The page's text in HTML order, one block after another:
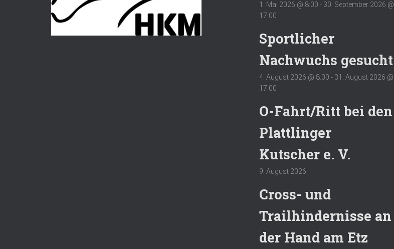
1. Mai 2026 @ 8:00 - 30. September 2026 @
17:00
Sportlicher
Nachwuchs gesucht
4. August 2026 @ 8:00 - 31. August 2026 @
17:00
O-Fahrt/Ritt bei den
Plattlinger
Kutscher e. V.
9. August 2026
Cross- und
Trailhindernisse an
der Hand am Etz